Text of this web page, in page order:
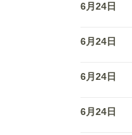
6月24日
6月24日
6月24日
6月24日